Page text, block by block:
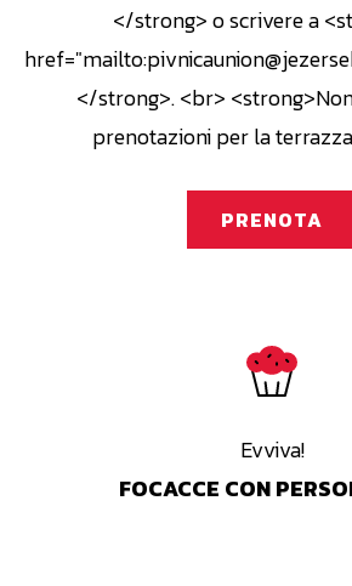
</strong> o scrivere a
</strong>. <br>
prenotazioni per la
PRENOTA
Evviva!
FOCACCE CON